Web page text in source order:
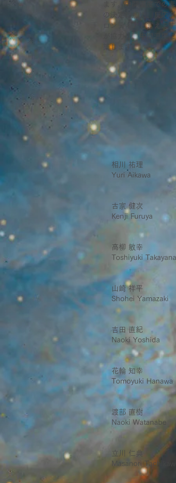
ます。中間温度での
の決定に加え、反応
ロンティアと言えま
協力し、中間温度
築します。
相川 祐理
Yuri Aikawa
古家 健次
Kenji Furuya
高柳 敏幸
Toshiyuki
山崎 祥平
Shohei Yamazaki
吉田 直紀
Naoki Yoshida
花輪 知幸
Tomoyuki Hanawa
渡部 直樹
Naoki Watanabe
立川 仁典
Masanori Tachikawa